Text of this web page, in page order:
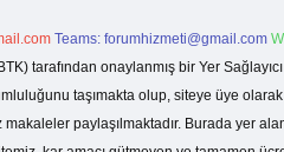
Teams: forumhizmeti@gmail.com
tarafından onaylanmış bir Yer
taşımakta olup, siteye üye
makaleler paylaşılmaktadır. Burada